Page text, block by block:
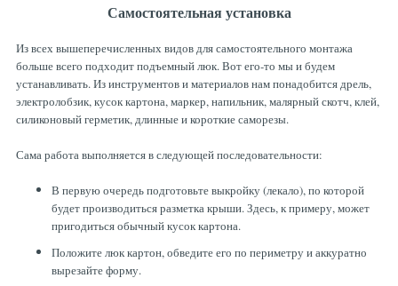
Самостоятельная установка
Из всех вышеперечисленных видов для самостоятельного монтажа
больше всего подходит подъемный люк. Вот его-то мы и будем
устанавливать. Из инструментов и материалов нам понадобится дрель,
электролобзик, кусок картона, маркер, напильник, малярный скотч, клей,
силиконовый герметик, длинные и короткие саморезы.
Сама работа выполняется в следующей последовательности:
В первую очередь подготовьте выкройку (лекало), по которой
будет производиться разметка крыши. Здесь, к примеру, может
пригодиться обычный кусок картона.
Положите люк картон, обведите его по периметру и аккуратно
вырезайте форму.